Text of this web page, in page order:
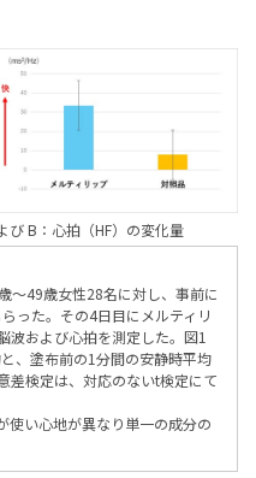
び B：心拍（HF）の変化量
～49歳女性28名に対し、事前に
った。その4日目にメルティリ
波および心拍を測定した。図1
、塗布前の1分間の安静時平均
差検定は、対応のないt検定にて
使い心地が異なり単一の成分の